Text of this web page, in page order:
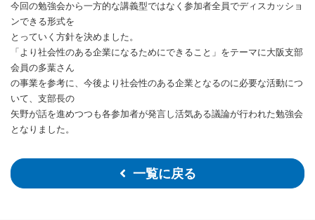
今回の勉強会から一方的な講義型ではなく参加者全員でディスカッショ
ンできる形式を
とっていく方針を決めました。
「より社会性のある企業になるためにできること 」をテーマに大阪支部
会員の多葉さん
の事業を参考に、今後より社会性のある企業となるのに必要な活動につ
いて、支部長の
矢野が話を進めつつも各参加者が発言し活気ある議論が行われた勉強会
となりました。
一覧に戻る